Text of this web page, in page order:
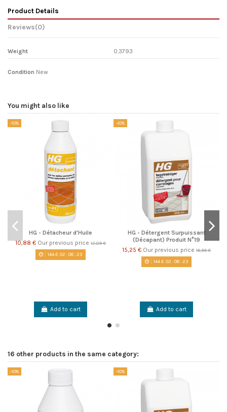
Product Details
Reviews(0)
Weight 0.3793
Condition New
You might also like
-10%
HG - Détacheur d'Huile
10,88 € Our previous price 12,09 €
144d. 02 :08:22
Add to cart
-10%
HG - Détergent Surpuissant
(Décapant) Produit N°19
15,25 € Our previous price 16,95 €
144d. 02 :08:22
Add to cart
16 other products in the same category:
-10% -10%